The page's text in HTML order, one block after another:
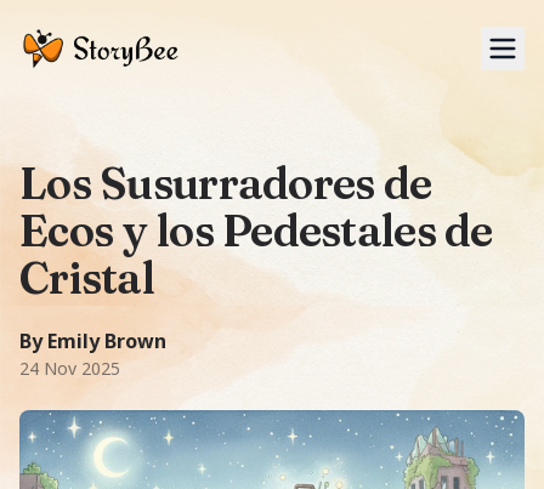
Los Susurradores de
Ecos y los Pedestales de
Cristal
A Fairy Tale story: En un mundo desolado por el olvido,
6896 palabras-word story.
By Emily Brown
24 Nov 2025